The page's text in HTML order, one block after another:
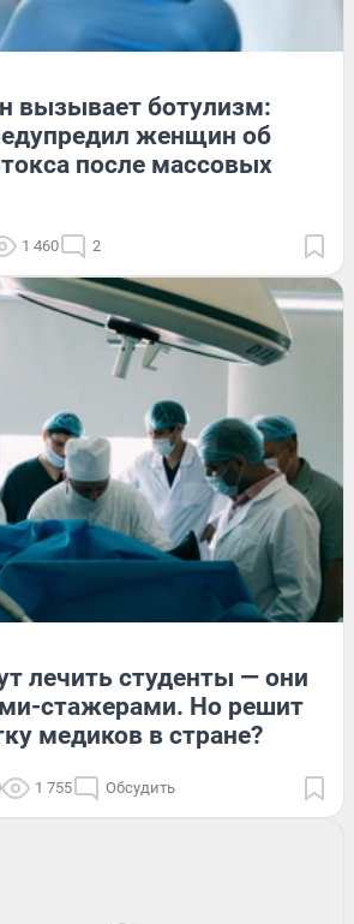
вызывает ботулизм:
женщин об
после массовых
1 460 2
лечить студенты — они
стажерами. Но решит
медиков в стране?
1 755 Обсудить